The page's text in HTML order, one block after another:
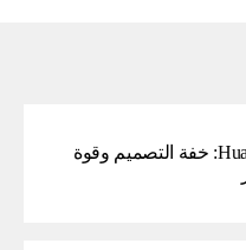
Huawei Pura 90s Pro: خفة التصميم وقوة